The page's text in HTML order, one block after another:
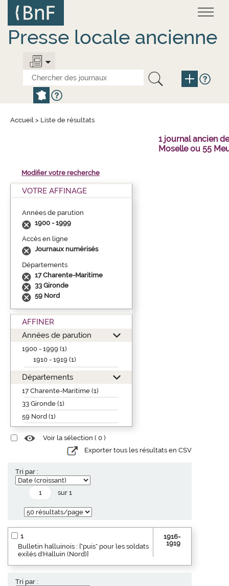
contenu
principal
Presse locale ancienne
Accueil > Liste de résultats
1 journal ancien
Moselle ou 55
Modifier votre recherche
VOTRE AFFINAGE
Années de parution
1900 - 1999
Accès en ligne
Journaux numérisés
Départements
17 Charente-Maritime
33 Gironde
59 Nord
AFFINER
Années de parution
1900 - 1999 (1)
1910 - 1919 (1)
Départements
17 Charente-Maritime (1)
33 Gironde (1)
59 Nord (1)
Voir la sélection ( 0 )
Exporter tous les résultats en CSV
Tri par :
sur 1
1
Bulletin halluinois : ["puis" pour les soldats
exilés d'Halluin (Nord)]
1916-
1919
Tri par :
Panneau de gestion des cookies